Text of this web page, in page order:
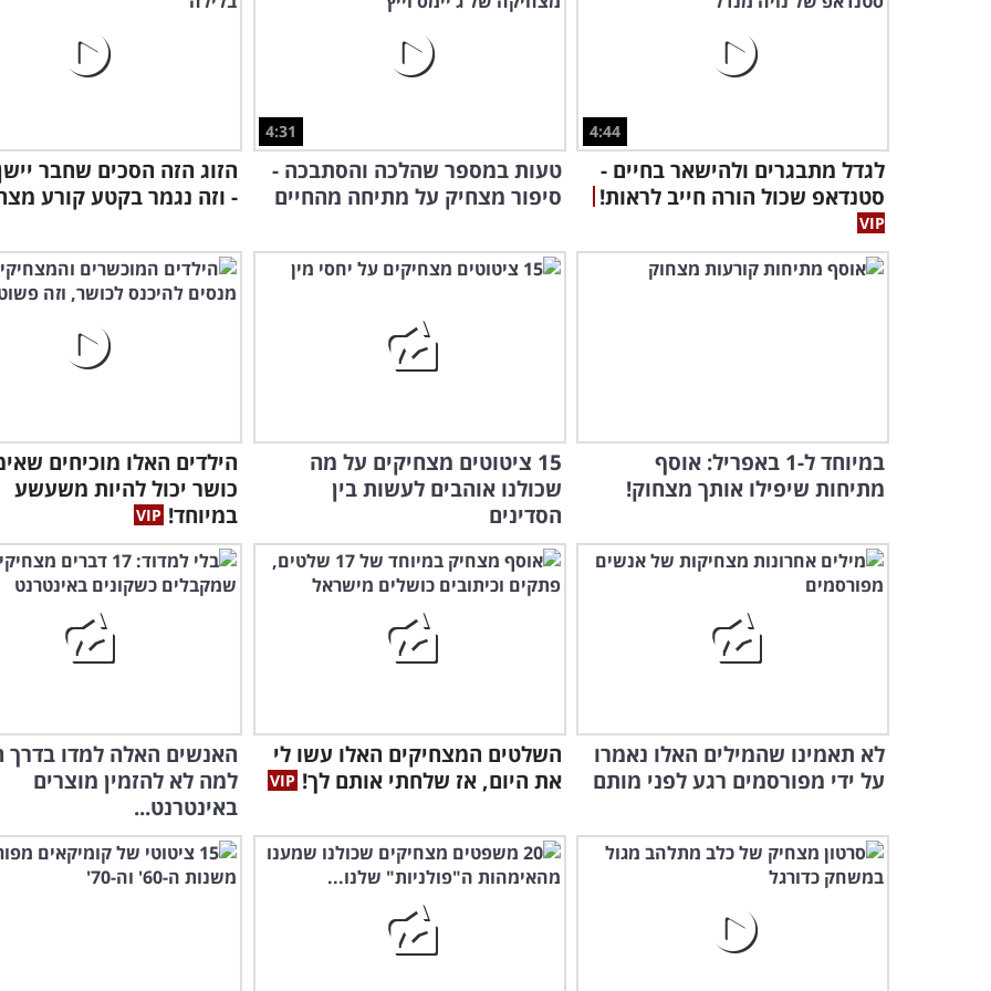
4:44
לגדל מתבגרים ולהישאר בחיים -
סטנדאפ שכול הורה חייב לראות!
4:31
טעות במספר שהלכה והסתבכה -
סיפור מצחיק על מתיחה מהחיים
הזוג הזה הסכים שחבר
- וזה נגמר בקטע קורע
במיוחד ל-1 באפריל: אוסף
מתיחות שיפילו אותך מצחוק!
15 ציטוטים מצחיקים על מה
שכולנו אוהבים לעשות בין
הסדינים
הילדים האלו מוכיחים
כושר יכול להיות משעשע
במיוחד!
לא תאמינו שהמילים האלו נאמרו
על ידי מפורסמים רגע לפני מותם
השלטים המצחיקים האלו עשו לי
את היום, אז שלחתי אותם לך!
האנשים האלה למדו
למה לא להזמין מוצרים
באינטרנט...